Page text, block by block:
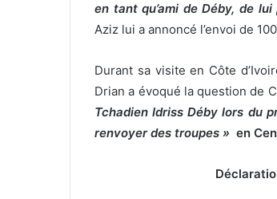
en tant qu’ami de Déby, de
Aziz lui a annoncé l’envoi de
Durant sa visite en Côte
Drian a évoqué la question de
Tchadien Idriss Déby lors du
renvoyer des troupes » en